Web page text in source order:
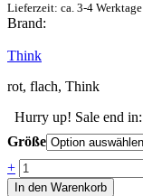
Lieferzeit: ca. 3-4 Werktage
Brand:
Think
rot, flach, Think
Hurry up! Sale end in:
Größe
Anzahl
+
In den Warenkorb